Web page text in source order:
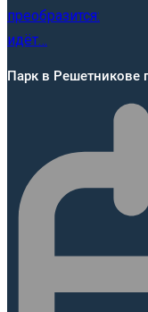
Парк в Решетникове